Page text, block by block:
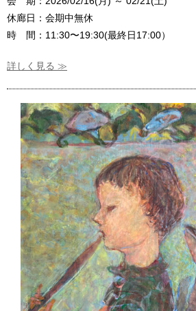
休廊日：会期中無休
時 間：11:30〜19:30(最終日17:00）
詳しく見る ≫